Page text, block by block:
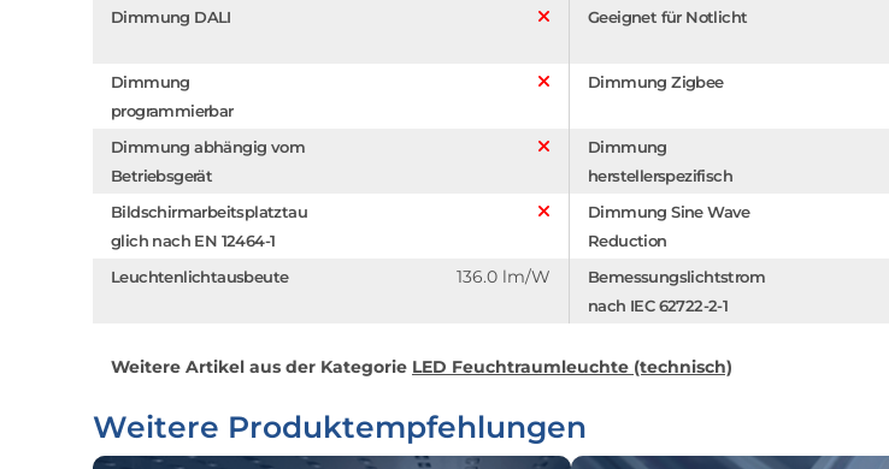
Dimmung DALI Geeignet für Notlicht
Dimmung
programmierbar
Dimmung Zigbee
Dimmung abhängig vom
Betriebsgerät
Dimmung
herstellerspezifisch
Bildschirmarbeitsplatztau
glich nach EN 12464-1
Dimmung Sine Wave
Reduction
Leuchtenlichtausbeute 136.0 lm/W
Bemessungslichtstrom
nach IEC 62722-2-1
Weitere Artikel aus der Kategorie LED Feuchtraumleuchte (technisch)
Weitere Produktempfehlungen